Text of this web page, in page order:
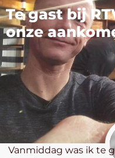
Te gast bij
onze
Vanmiddag was ik te